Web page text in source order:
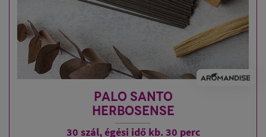
PALO SANTO
HERBOSENSE
30 szál, égési idő kb. 30 perc